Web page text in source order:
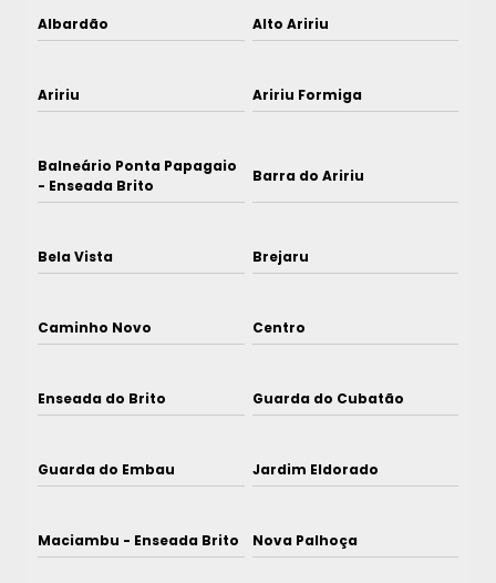
Albardão Alto Aririu
Aririu Aririu Formiga
Balneário Ponta Papagaio
- Enseada Brito
Barra do Aririu
Bela Vista Brejaru
Caminho Novo Centro
Enseada do Brito Guarda do Cubatão
Guarda do Embau Jardim Eldorado
Maciambu - Enseada Brito Nova Palhoça